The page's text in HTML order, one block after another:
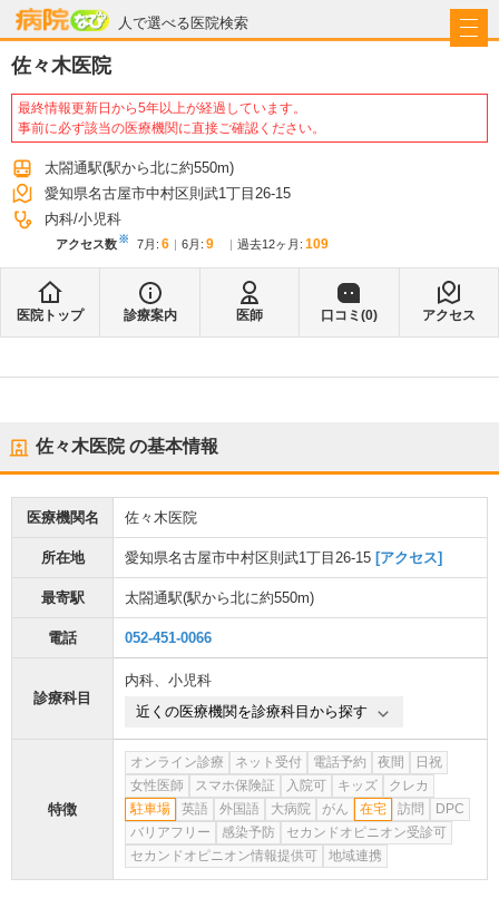
人で選べる医院検索
病院なび
佐々木医院
最終情報更新日から5年以上が経過しています。
事前に必ず該当の医療機関に直接ご確認ください。
太閤通駅(駅から北に約550m)
愛知県名古屋市中村区則武1丁目26-15
内科 小児科
アクセス数※ 7月 : 6 6月 : 9 過去12ヶ月: 109
医院トップ 診療案内 医師 口コミ(0) アクセス
佐々木医院の基本情報
医療機関名 佐々木医院
所在地 愛知県名古屋市中村区則武1丁目26-15 [アクセス]
最寄駅 太閤通駅(駅から北に約550m)
電話 052-451-0066
診療科目
内科、 小児科
近くの医療機関を診療科目から探す
特徴
オンライン診療 ネット受付 電話予約 夜間
日祝
女性医師
スマホ保険証 入院可 キッズ
クレカ
駐車場
英語 外国語 大病院 がん 在宅 訪問
DPC
バリアフリー
感染予防
セカンドオピニオン受診可
セカンドオピニオン情報提供可
地域連携